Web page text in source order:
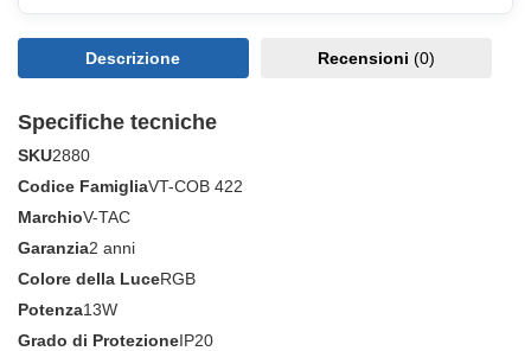
Descrizione Recensioni (0)
Specifiche tecniche
SKU2880
Codice FamigliaVT-COB 422
MarchioV-TAC
Garanzia2 anni
Colore della LuceRGB
Potenza13W
Grado di ProtezioneIP20